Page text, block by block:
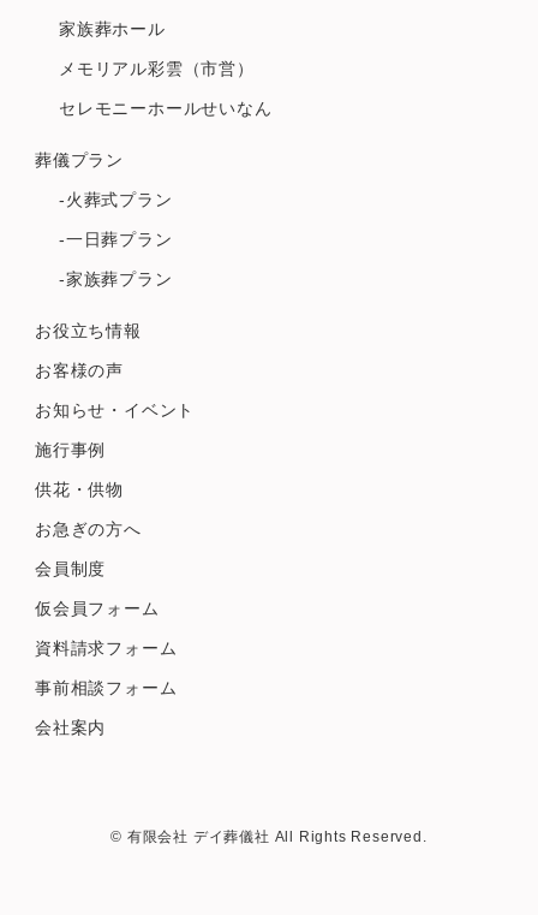
家族葬ホール
メモリアル彩雲（市営）
セレモニーホールせいなん
葬儀プラン
-火葬式プラン
-一日葬プラン
-家族葬プラン
お役立ち情報
お客様の声
お知らせ・イベント
施行事例
供花・供物
お急ぎの方へ
会員制度
仮会員フォーム
資料請求フォーム
事前相談フォーム
会社案内
© 有限会社 デイ葬儀社 All Rights Reserved.